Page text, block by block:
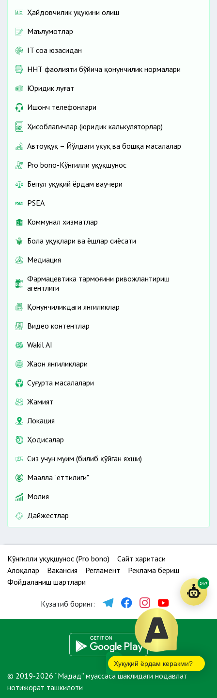
Ҳайдовчилик ҳуқуқини олиш
Маълумотлар
IT соҳа юзасидан
ННТ фаолияти бўйича қонунчилик нормалари
Юридик луғат
Ишонч телефонлари
Ҳисоблагичлар (юридик калькуляторлар)
Автоҳуқуқ – Йўлдаги ҳуқуқ ва бошқа масалалар
Pro bono-Кўнгилли ҳуқуқшунос
Бепул ҳуқуқий ёрдам ваучери
PSEA
Коммунал хизматлар
Бола ҳуқуқлари ва ёшлар сиёсати
Медиация
Фармацевтика тармоғини ривожлантириш
агентлиги
Қонунчиликдаги янгиликлар
Видео контентлар
Wakil AI
Жаҳон янгиликлари
Cуғурта масалалари
Жамият
Локация
Ҳодисалар
Сиз учун муҳим (билиб қўйган яхши)
Маҳалла "еттилиги"
Молия
Дайжестлар
Кўнгилли ҳуқуқшунос (Pro bono)
Сайт харитаси
Алоқалар
Вакансия Регламент
Реклама бериш
Фойдаланиш шартлари
Кузатиб боринг:
© 2019-2026 “Мадад” муассаса шаклидаги нодавлат
нотижорат ташкилоти
Ҳуқуқий ёрдам керакми?
24/7